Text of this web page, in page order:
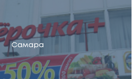
Самара